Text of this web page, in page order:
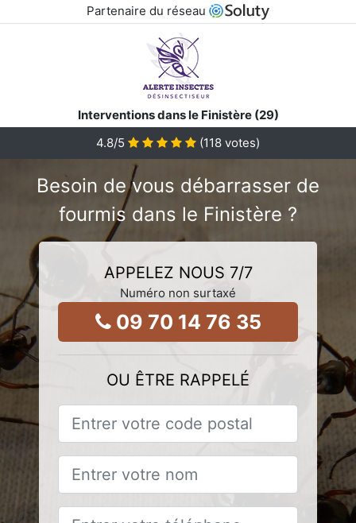
Partenaire du réseau
Interventions dans le Finistère (29)
4.8/5 (118 votes)
Besoin de vous débarrasser de
fourmis dans le Finistère ?
APPELEZ NOUS 7/7
Numéro non surtaxé
09 70 14 76 35
OU ÊTRE RAPPELÉ